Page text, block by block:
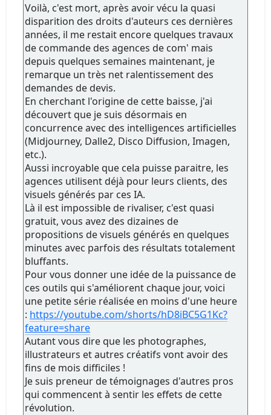
Voilà, c'est mort, après avoir vécu la quasi
disparition des droits d'auteurs ces dernières
années, il me restait encore quelques travaux
de commande des agences de com' mais
depuis quelques semaines maintenant, je
remarque un très net ralentissement des
demandes de devis.
En cherchant l'origine de cette baisse, j'ai
découvert que je suis désormais en
concurrence avec des intelligences artificielles
(Midjourney, Dalle2, Disco Diffusion, Imagen,
etc.).
Aussi incroyable que cela puisse paraitre, les
agences utilisent déjà pour leurs clients, des
visuels générés par ces IA.
Là il est impossible de rivaliser, c'est quasi
gratuit, vous avez des dizaines de
propositions de visuels générés en quelques
minutes avec parfois des résultats totalement
bluffants.
Pour vous donner une idée de la puissance de
ces outils qui s'améliorent chaque jour, voici
une petite série réalisée en moins d'une heure
: https://youtube.com/shorts/hD8iBC5G1Kc?
feature=share
Autant vous dire que les photographes,
illustrateurs et autres créatifs vont avoir des
fins de mois difficiles !
Je suis preneur de témoignages d'autres pros
qui commencent à sentir les effets de cette
révolution.